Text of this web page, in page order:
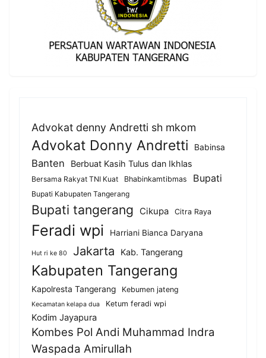
Advokat denny Andretti sh mkom
Advokat Donny Andretti Babinsa
Banten Berbuat Kasih Tulus dan Ikhlas
Bersama Rakyat TNI Kuat Bhabinkamtibmas Bupati
Bupati Kabupaten Tangerang
Bupati tangerang Cikupa Citra Raya
Feradi wpi Harriani Bianca Daryana
Hut ri ke 80 Jakarta Kab. Tangerang
Kabupaten Tangerang
Kapolresta Tangerang Kebumen jateng
Kecamatan kelapa dua Ketum feradi wpi
Kodim Jayapura
Kombes Pol Andi Muhammad Indra
Waspada Amirullah